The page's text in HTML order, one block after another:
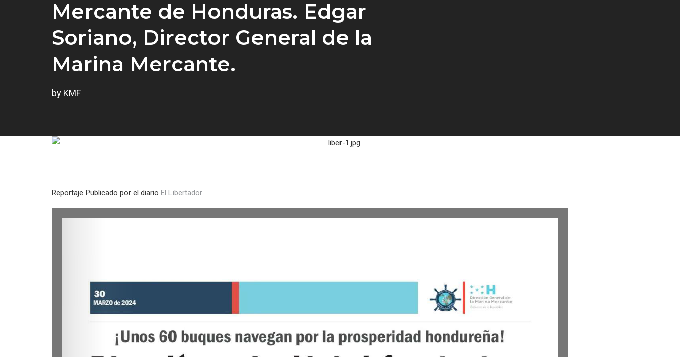
Mercante de Honduras. Edgar
Soriano, Director General de la
Marina Mercante.
by KMF
Reportaje Publicado por el diario El Libertador